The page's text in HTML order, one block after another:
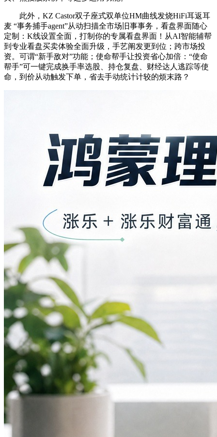
此外，KZ Castor双子座式双单位HM曲线发烧HiFi耳返耳
麦 “事务捕手agent”从动扫描全市场旧事事务，看盘界面随心
定制：K线设置全面，打制你的专属看盘界面！从AI智能辅帮
到专业看盘买卖体验全面升级，手艺阐发更到位；跨市场投
资。可谓“新手敌对”功能；使命帮手让投资省心加倍：“使命
帮手”可一键完成换手率选股、持仓复盘、财经达人逃踪等使
命，到价从动触发下单，省去手动统计计较的烦末路？